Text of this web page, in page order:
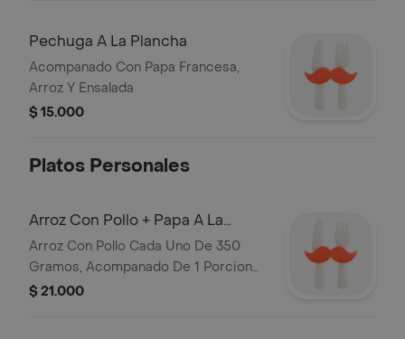
Pechuga A La Plancha
Acompanado Con Papa Francesa,
Arroz Y Ensalada
$ 15.000
Platos Personales
Arroz Con Pollo + Papa A La
Francesa + Ensalada
Arroz Con Pollo Cada Uno De 350
Gramos, Acompanado De 1 Porcion
De Papa A La Francesa Artesanal Y
$ 21.000